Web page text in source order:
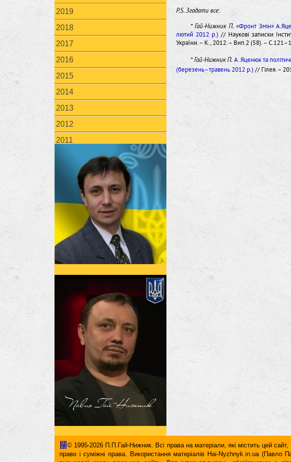
2019
2018
2017
2016
2015
2014
2013
2012
2011
P.S. Згадати все:
*Гай-Нижник П. «Фронт Змін»
лютий 2012 р.) // Наукові записки
України. – К., 2012. – Вип.2 (58). –
*Гай-Нижник П. А. Яценюк та
(березень–травень 2012 р.) // Гілея. –
© 1995-2026 П.П.Гай-Нижник. Всі права на матеріали, які містить цей сайт,
право і суміжні права. Використання матерiалiв Hai-Nyzhnyk.in.ua
письмової згоди власника сайту. Для iнтернет-видань обов'язковим є
гіперпосилання повинні міститися виключно в першому чи в другому абзаці